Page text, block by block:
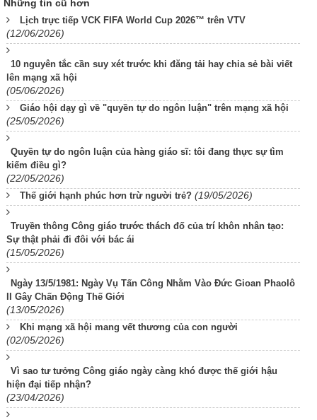
Những tin cũ hơn
Lịch trực tiếp VCK FIFA World Cup 2026™ trên VTV
(12/06/2026)
10 nguyên tắc cần suy xét trước khi đăng tải hay chia sẻ bài viết
lên mạng xã hội
(05/06/2026)
Giáo hội dạy gì về "quyền tự do ngôn luận" trên mạng xã hội
(25/05/2026)
Quyền tự do ngôn luận của hàng giáo sĩ: tôi đang thực sự tìm
kiếm điều gì?
(22/05/2026)
Thế giới hạnh phúc hơn trừ người trẻ? (19/05/2026)
Truyền thông Công giáo trước thách đố của trí khôn nhân tạo:
Sự thật phải đi đôi với bác ái
(15/05/2026)
Ngày 13/5/1981: Ngày Vụ Tấn Công Nhằm Vào Đức Gioan Phaolô
II Gây Chấn Động Thế Giới
(13/05/2026)
Khi mạng xã hội mang vết thương của con người
(02/05/2026)
Vì sao tư tưởng Công giáo ngày càng khó được thế giới hậu
hiện đại tiếp nhận?
(23/04/2026)